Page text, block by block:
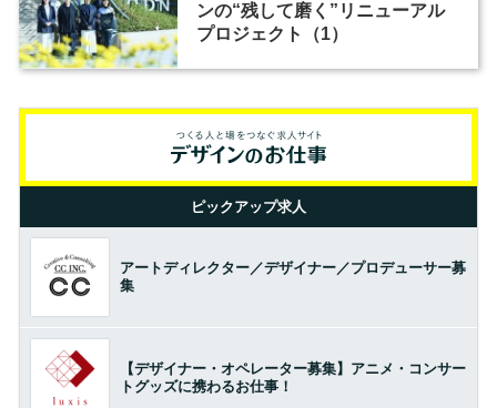
ンの“残して磨く”リニューアル
プロジェクト（1）
ピックアップ求人
アートディレクター／デザイナー／プロデューサー募
集
【デザイナー・オペレーター募集】アニメ・コンサー
トグッズに携わるお仕事！